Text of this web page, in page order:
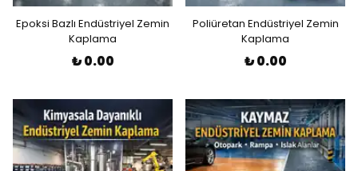
Epoksi Bazlı Endüstriyel Zemin
Kaplama
₺ 0.00
Poliüretan Endüstriyel Zemin
Kaplama
₺ 0.00